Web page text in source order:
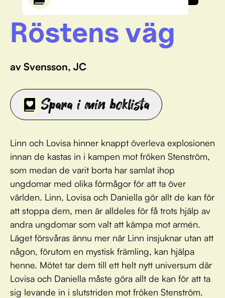
Röstens väg
av Svensson, JC
Spara i min boklista
Linn och Lovisa hinner knappt överleva explosionen
innan de kastas in i kampen mot fröken Stenström,
som medan de varit borta har samlat ihop
ungdomar med olika förmågor för att ta över
världen. Linn, Lovisa och Daniella gör allt de kan för
att stoppa dem, men är alldeles för få trots hjälp av
andra ungdomar som valt att kämpa mot armén.
Läget försvåras ännu mer när Linn insjuknar utan att
någon, förutom en mystisk främling, kan hjälpa
henne. Mötet tar dem till ett helt nytt universum där
Lovisa och Daniella måste göra allt de kan för att ta
sig levande in i slutstriden mot fröken Stenström.